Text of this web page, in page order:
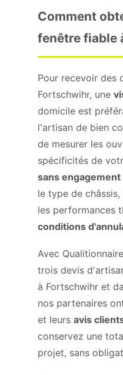
Comment
fenêtre fiable
Pour recevoir des
Fortschwihr, une
domicile est
l'artisan de bien
de mesurer les
spécificités de
sans engagement
le type de
les performances
conditions
Avec
trois devis
à Fortschwihr et
nos partenaires
et leurs avis
conservez une
projet, sans